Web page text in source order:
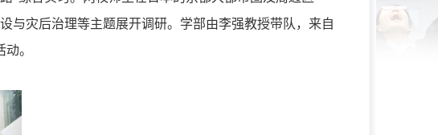
与灾后治理等主题展开调研。学部由李强教授带队，来自
。